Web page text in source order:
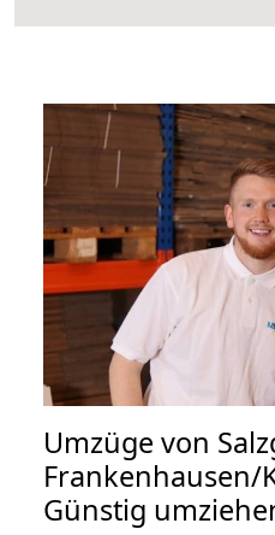
Umzüge von
Frankenhausen/
Günstig